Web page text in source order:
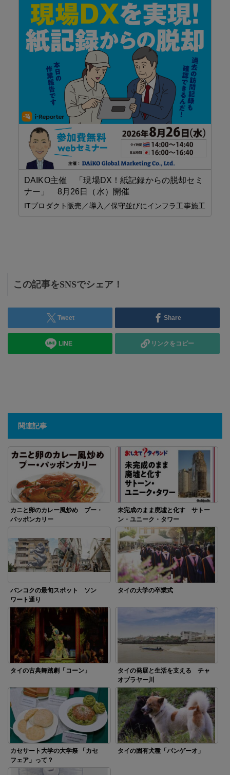
DAIKO主催 「現場DX！紙記録からの脱却セミ
ナー」 8月26日（水）開催
ITプロダクト販売／導入／保守並びにインフラ工事施工
この記事をSNSでシェア！
Tweet Share
LINE リンクをコピー
関連記事
カニと卵のカレー風炒め プー・
パッポンカリー
未完成のまま廃墟と化す サトー
ン・ユニーク・タワー
バンコクの最旬スポット ソン
ワート通り
タイの大学の卒業式
タイの古典舞踏劇「コーン」
タイの発展と生活を支える チャ
オプラヤー川
カセサート大学の大学祭 「カセ
フェア」って？
タイの固有犬種「バンゲーオ」